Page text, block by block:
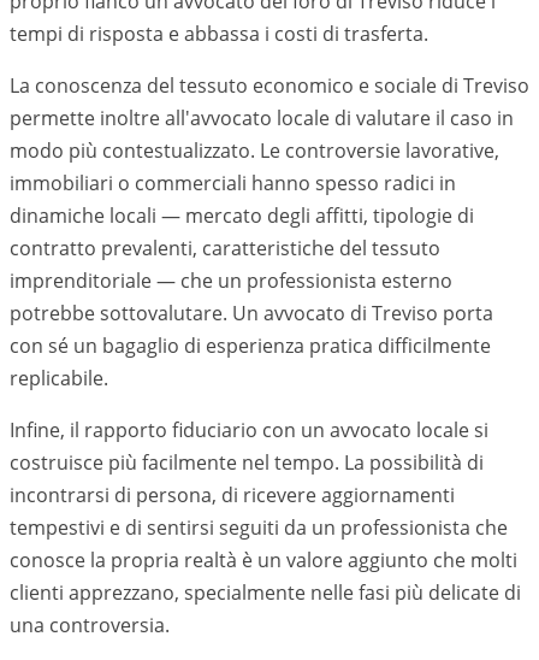
tempi di risposta e abbassa i costi di trasferta.
La conoscenza del tessuto economico e sociale di Treviso
permette inoltre all'avvocato locale di valutare il caso in
modo più contestualizzato. Le controversie lavorative,
immobiliari o commerciali hanno spesso radici in
dinamiche locali — mercato degli affitti, tipologie di
contratto prevalenti, caratteristiche del tessuto
imprenditoriale — che un professionista esterno
potrebbe sottovalutare. Un avvocato di Treviso porta
con sé un bagaglio di esperienza pratica difficilmente
replicabile.
Infine, il rapporto fiduciario con un avvocato locale si
costruisce più facilmente nel tempo. La possibilità di
incontrarsi di persona, di ricevere aggiornamenti
tempestivi e di sentirsi seguiti da un professionista che
conosce la propria realtà è un valore aggiunto che molti
clienti apprezzano, specialmente nelle fasi più delicate di
una controversia.